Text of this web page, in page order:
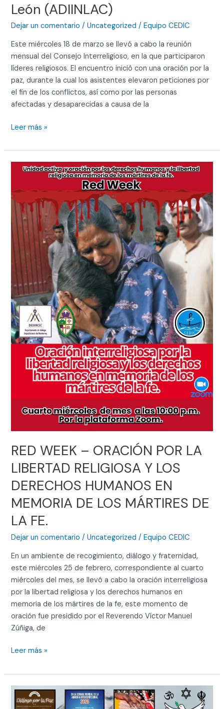
León (ADIINLAC)
Dejar un comentario /Uncategorized /Equipo CEDIC
Este miércoles 18 de marzo se llevó a cabo la reunión
mensual del Consejo Interreligioso, en la que participaron
líderes religiosos. El encuentro inició con una oración por la
paz, durante la cual los asistentes elevaron peticiones por
el fin de los conflictos, así como por las personas
afectadas y desaparecidas a causa de la
Leer más »
RED WEEK – ORACIÓN POR LA
LIBERTAD RELIGIOSA Y LOS
DERECHOS HUMANOS EN
MEMORIA DE LOS MÁRTIRES DE
LA FE.
Dejar un comentario /Uncategorized /Equipo CEDIC
En un ambiente de recogimiento, diálogo y fraternidad,
este miércoles 25 de febrero, correspondiente al cuarto
miércoles del mes, se llevó a cabo la oración interreligiosa
por la libertad religiosa y los derechos humanos en
memoria de los mártires de la fe, este momento de
oración fue presidido por el Reverendo Víctor Manuel
Zúñiga, de
RED
–
ORACIÓN
POR
LA
LIBERTAD
RELIGIOSA
DERECHOS
HUMANOS
EN
MEMORIA
DE
LOS
MÁRTIRES
Leer más »
Diálogos
por